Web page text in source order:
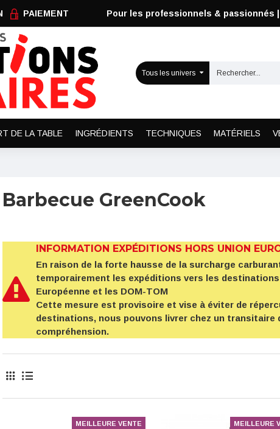
PAIEMENT Pour les professionnels & passionnés |
Tous les univers
DE LA TABLE INGRÉDIENTS TECHNIQUES MATÉRIELS
Barbecue GreenCook
INFORMATION EXPÉDITIONS HORS UNION
En raison de la forte hausse de la surcharge
temporairement les expéditions vers les
Européenne et les DOM-TOM
Cette mesure est provisoire et vise à éviter de
destinations, nous pouvons livrer chez un
compréhension.
MEILLEURE VENTE MEILLEURE